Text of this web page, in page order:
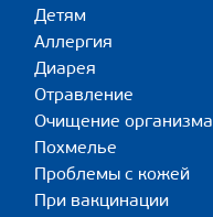
Детям
Аллергия
Диарея
Отравление
Очищение организма
Похмелье
Проблемы с кожей
При вакцинации